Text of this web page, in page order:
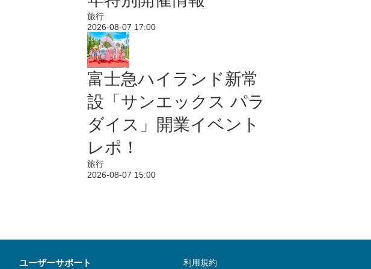
旅行
2026-08-07 17:00
富士急ハイランド新常
設「サンエックス パラ
ダイス」開業イベント
レポ！
旅行
2026-08-07 15:00
ユーザーサポート
利用規約